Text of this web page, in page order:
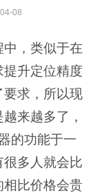
08
中，类似于在
升定位精度
要求，所以现
来越多了，
的功能于一
多人就会比
比价格会贵